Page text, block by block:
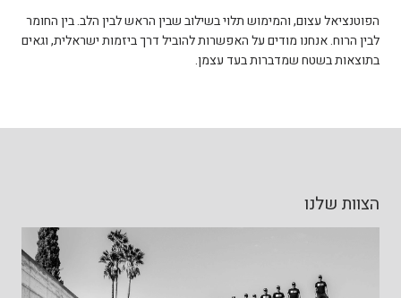
הפוטנציאל עצום, והמימוש תלוי בשילוב שבין הראש לבין הלב. בין החומר
לבין הרוח. אנחנו מודים על האפשרות להוביל דרך ביזמות ישראלית, וגאים
בתוצאות בשטח שמדברות בעד עצמן.
הצוות שלנו